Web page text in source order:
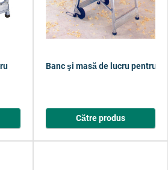
Banc şi masă de lucru pentru
Către produs